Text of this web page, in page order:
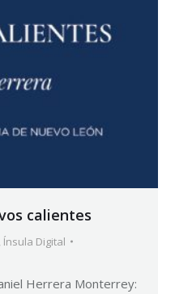
calientes
, Ínsula Digital
Herrera Monterrey: